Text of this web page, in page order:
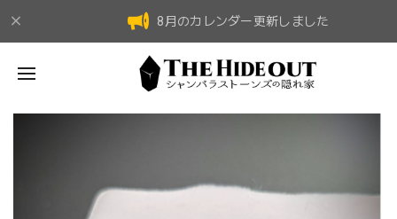
8月のカレンダー更新しました